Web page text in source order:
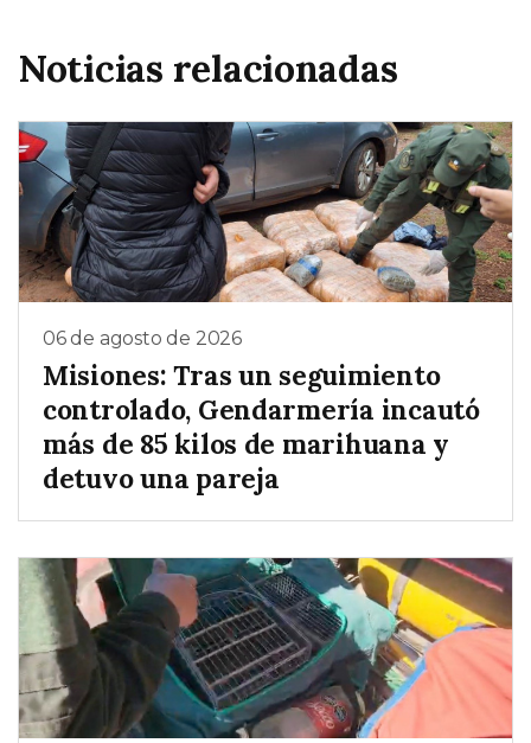
Noticias relacionadas
06 de agosto de 2026
Misiones: Tras un seguimiento
controlado, Gendarmería incautó
más de 85 kilos de marihuana y
detuvo una pareja